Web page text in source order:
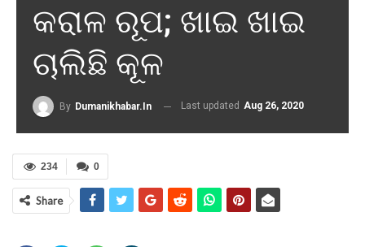
କରାଳ ରୂପ; ଖାଇ ଖାଇ
ଚାଲିଛି କୂଳ
By Dumanikhabar.in Last updated Aug 26, 2020
0
234
Share